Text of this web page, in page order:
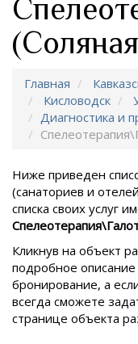
Главная
Кисловодск
Диагностика и
Ниже приведен
(санаториев и
списка своих услуг
Кликнув на объект
подробное описание
бронирование, а
всегда сможете
странице объекта